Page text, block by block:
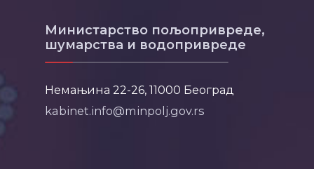
Министарство пољопривреде,
шумарства и водопривреде
Немањина 22-26, 11000 Београд
kabinet.info@minpolj.gov.rs